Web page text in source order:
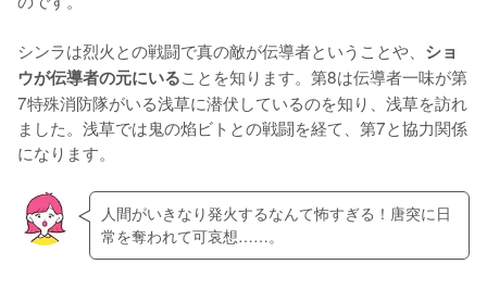
シンラは烈火との戦闘で真の敵が伝導者ということや、 ショ
ウが伝導者の元にいることを知ります。第8は伝導者一味が第
7特殊消防隊がいる浅草に潜伏しているのを知り、浅草を訪れ
ました。浅草では鬼の焰ビトとの戦闘を経て、第7と協力関係
になります。
人間がいきなり発火するなんて怖すぎる！唐突に日
常を奪われて可哀想……。